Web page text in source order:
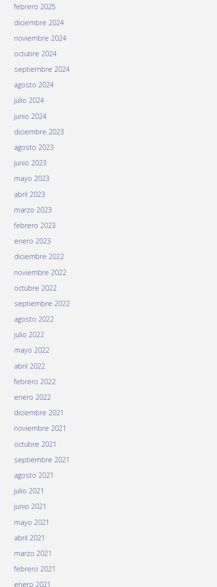
febrero 2025
diciembre 2024
noviembre 2024
octubre 2024
septiembre 2024
agosto 2024
julio 2024
junio 2024
diciembre 2023
agosto 2023
junio 2023
mayo 2023
abril 2023
marzo 2023
febrero 2023
enero 2023
diciembre 2022
noviembre 2022
octubre 2022
septiembre 2022
agosto 2022
julio 2022
mayo 2022
abril 2022
febrero 2022
enero 2022
diciembre 2021
noviembre 2021
octubre 2021
septiembre 2021
agosto 2021
julio 2021
junio 2021
mayo 2021
abril 2021
marzo 2021
febrero 2021
enero 2021